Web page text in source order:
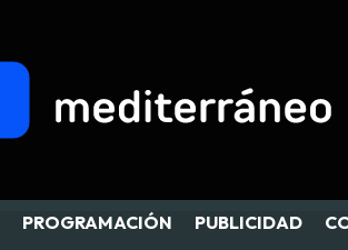
PROGRAMACIÓN PUBLICIDAD